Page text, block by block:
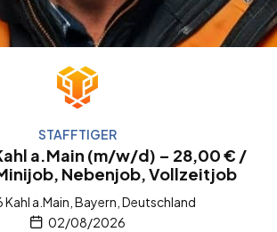
STAFFTIGER
a.Main (m/w/d) – 28,00 € /
Nebenjob, Vollzeitjob
a.Main, Bayern, Deutschland
02/08/2026